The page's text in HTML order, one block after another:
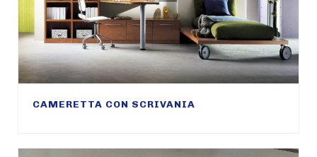
CAMERETTA CON SCRIVANIA